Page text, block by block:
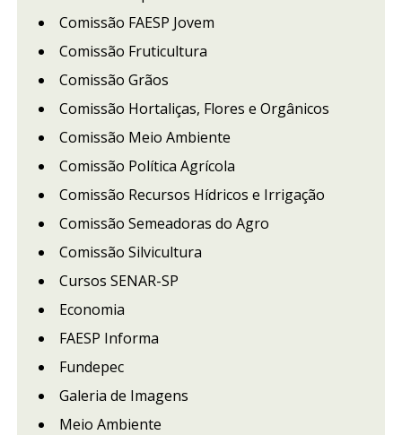
Comissão FAESP Jovem
Comissão Fruticultura
Comissão Grãos
Comissão Hortaliças, Flores e Orgânicos
Comissão Meio Ambiente
Comissão Política Agrícola
Comissão Recursos Hídricos e Irrigação
Comissão Semeadoras do Agro
Comissão Silvicultura
Cursos SENAR-SP
Economia
FAESP Informa
Fundepec
Galeria de Imagens
Meio Ambiente